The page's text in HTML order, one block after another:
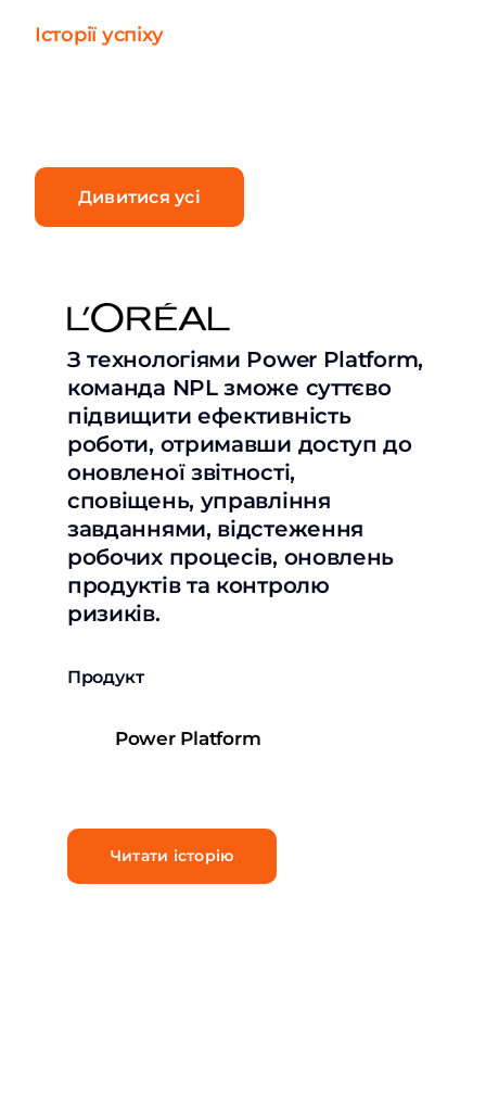
Історії успіху
Дивитися усі
З технологіями Power Platform,
команда NPL зможе суттєво
підвищити ефективність
роботи, отримавши доступ до
оновленої звітності,
сповіщень, управління
завданнями, відстеження
робочих процесів, оновлень
продуктів та контролю
ризиків.
Продукт
Power Platform
Читати історію